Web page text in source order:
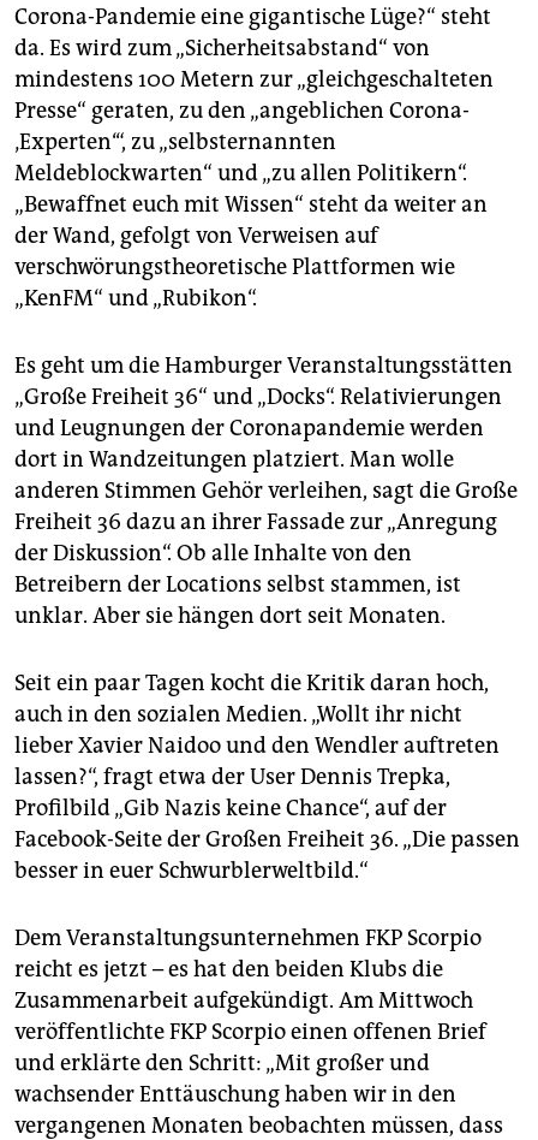
genossenschaft
epaper login
Corona-Pandemie eine gigantische Lüge?“ steht
da. Es wird zum „Sicherheitsabstand“ von
mindestens 100 Metern zur „gleichgeschalteten
Presse“ geraten, zu den „angeblichen Corona-
‚Experten‘“, zu „selbsternannten
Meldeblockwarten“ und „zu allen Politikern“.
„Bewaffnet euch mit Wissen“ steht da weiter an
der Wand, gefolgt von Verweisen auf
verschwörungstheoretische Plattformen wie
„KenFM“ und „Rubikon“.
Es geht um die Hamburger Veranstaltungsstätten
„Große Freiheit 36“ und „Docks“. Relativierungen
und Leugnungen der Coronapandemie werden
dort in Wandzeitungen platziert. Man wolle
anderen Stimmen Gehör verleihen, sagt die Große
Freiheit 36 dazu an ihrer Fassade zur „Anregung
der Diskussion“. Ob alle Inhalte von den
Betreibern der Locations selbst stammen, ist
unklar. Aber sie hängen dort seit Monaten.
Seit ein paar Tagen kocht die Kritik daran hoch,
auch in den sozialen Medien. „Wollt ihr nicht
lieber Xavier Naidoo und den Wendler auftreten
lassen?“, fragt etwa der User Dennis Trepka,
Profilbild „Gib Nazis keine Chance“, auf der
Facebook-Seite der Großen Freiheit 36. „Die passen
besser in euer Schwurblerweltbild.“
Dem Veranstaltungsunternehmen FKP Scorpio
reicht es jetzt – es hat den beiden Klubs die
Zusammenarbeit aufgekündigt. Am Mittwoch
veröffentlichte FKP Scorpio einen offenen Brief
und erklärte den Schritt: „Mit großer und
wachsender Enttäuschung haben wir in den
vergangenen Monaten beobachten müssen, dass